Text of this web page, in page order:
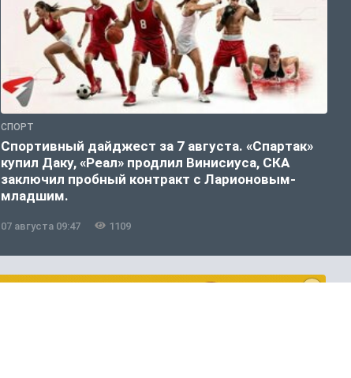
СПОРТ
Спортивный дайджест за 7 августа. «Спартак»
купил Даку, «Реал» продлил Винисиуса, СКА
заключил пробный контракт с Ларионовым-
младшим.
07 августа 09:47 1109